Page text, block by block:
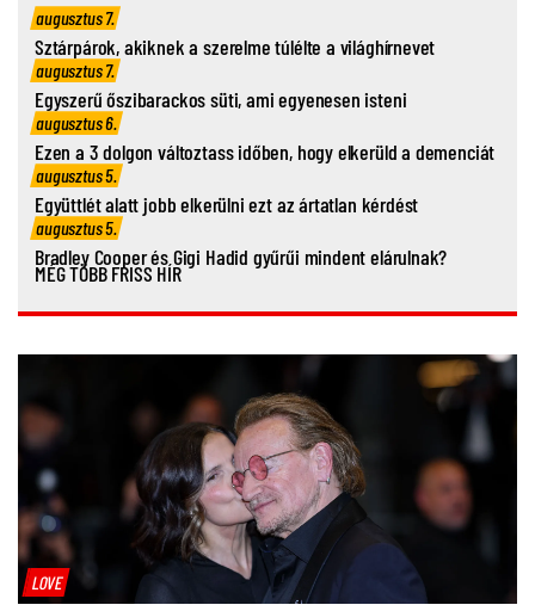
augusztus 7.
Sztárpárok, akiknek a szerelme túlélte a világhírnevet
augusztus 7.
Egyszerű őszibarackos süti, ami egyenesen isteni
augusztus 6.
Ezen a 3 dolgon változtass időben, hogy elkerüld a demenciát
augusztus 5.
Együttlét alatt jobb elkerülni ezt az ártatlan kérdést
augusztus 5.
Bradley Cooper és Gigi Hadid gyűrűi mindent elárulnak?
MÉG TÖBB FRISS HÍR
LOVE